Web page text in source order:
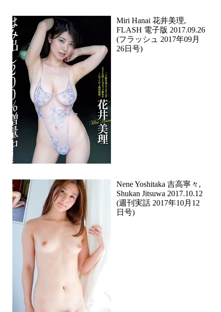
Miri Hanai 花井美理,
FLASH 電子版 2017.09.26
(フラッシュ 2017年09月
26日号)
Nene Yoshitaka 吉高寧々,
Shukan Jitsuwa 2017.10.12
(週刊実話 2017年10月12
日号)